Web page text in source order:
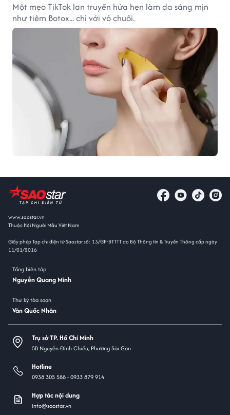
Một mẹo TikTok lan truyền hứa hẹn làm da sáng mịn
như tiêm Botox... chỉ với vỏ chuối.
www.saostar.vn
Thuộc Hội Người Mẫu Việt Nam
Giấy phép Tạp chí điện tử Saostar số: 13/GP-BTTTT do Bộ Thông tin & Truyền Thông cấp ngày
11/01/2016
Tổng biên tập
Nguyễn Quang Minh
Thư ký tòa soạn
Văn Quốc Nhân
Trụ sở TP. Hồ Chí Minh
5B Nguyễn Đình Chiểu, Phường Sài Gòn
Hotline
0938 305 588 -0933 879 914
Hợp tác nội dung
info@saostar.vn